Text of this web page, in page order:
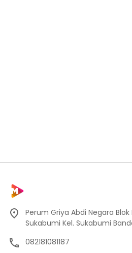
Perum Griya Abdi Negara Blok
Sukabumi Kel. Sukabumi
082181081187